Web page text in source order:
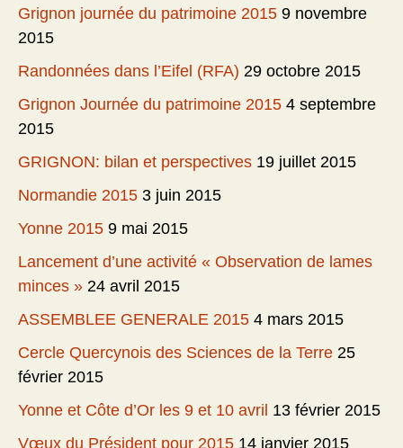
Grignon journée du patrimoine 2015 9 novembre
2015
Randonnées dans l’Eifel (RFA) 29 octobre 2015
Grignon Journée du patrimoine 2015 4 septembre
2015
GRIGNON: bilan et perspectives 19 juillet 2015
Normandie 2015 3 juin 2015
Yonne 2015 9 mai 2015
Lancement d’une activité « Observation de lames
minces » 24 avril 2015
ASSEMBLEE GENERALE 2015 4 mars 2015
Cercle Quercynois des Sciences de la Terre 25
février 2015
Yonne et Côte d’Or les 9 et 10 avril 13 février 2015
Vœux du Président pour 2015 14 janvier 2015